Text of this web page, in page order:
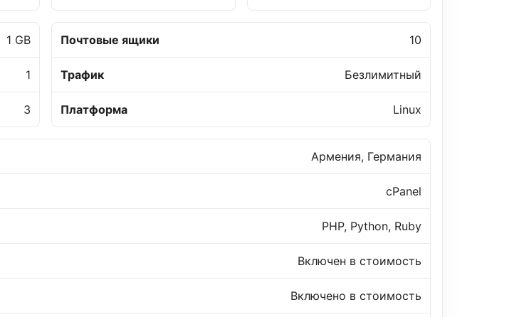
1 GB
1
3
Почтовые ящики 10
Трафик Безлимитный
Платформа Linux
Армения, Германия
cPanel
PHP, Python, Ruby
Включен в стоимость
Включено в стоимость